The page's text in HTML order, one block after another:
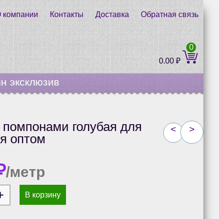
компании Контакты Доставка
Обратная связь
0.00₽
0
эксклюзив
< >
голубая для
оптом
/метр
В корзину